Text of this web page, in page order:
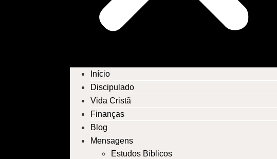
Início
Discipulado
Vida Cristã
Finanças
Blog
Mensagens
Estudos Bíblicos